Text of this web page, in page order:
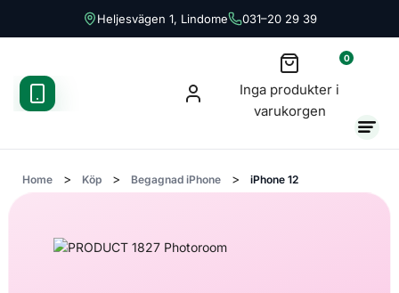
Heljesvägen 1, Lindome 031–20 29 39
0
Inga produkter i
varukorgen
Home > Köp > Begagnad iPhone > iPhone 12